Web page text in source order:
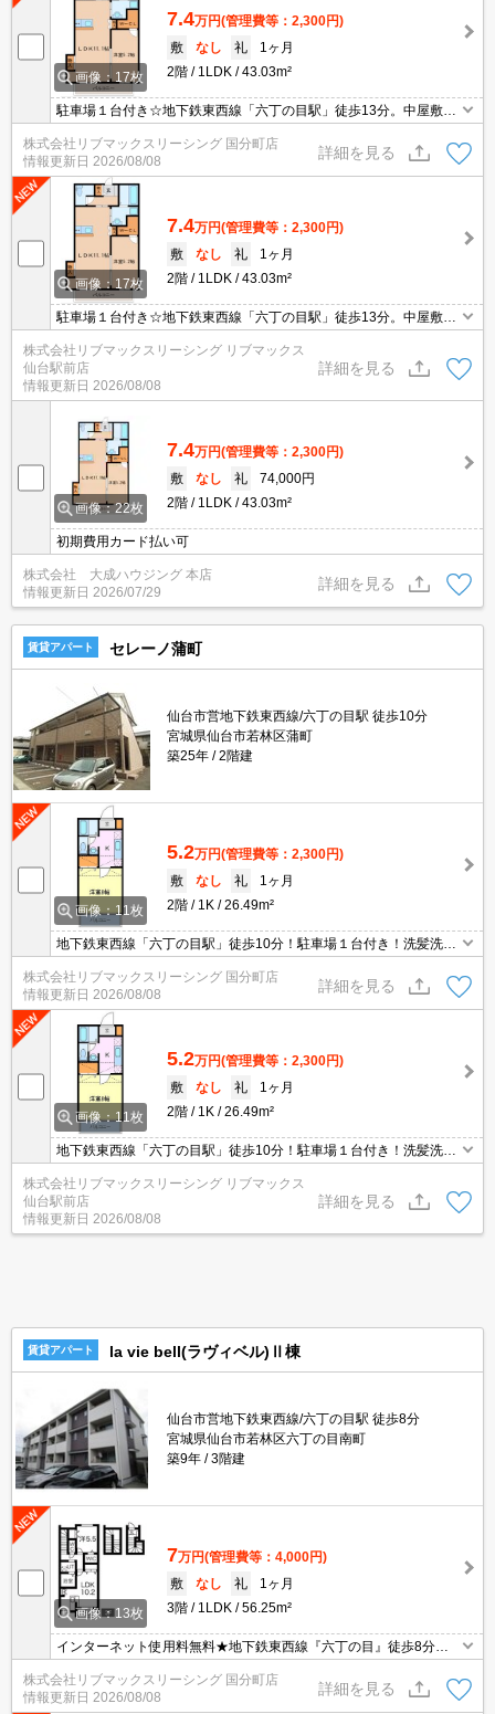
画像：17枚
7.4万円(管理費等：2,300円)
敷
なし 礼
1ヶ月
2階
1LDK 43.03m²
駐車場１台付き☆地下鉄東西線「六丁の目駅」徒歩13分。中屋敷バ
ス停も徒歩5分。W.Inクローゼットがあり荷物が多い方もスッキリ収
納できます。洗髪洗面化粧台、追焚機能、TVインターホンなどの設
備付き！
株式会社リブマックスリーシング 国分町店
情報更新日 2026/08/08
詳細を見る
画像：17枚
7.4万円(管理費等：2,300円)
敷
なし 礼
1ヶ月
2階
1LDK 43.03m²
駐車場１台付き☆地下鉄東西線「六丁の目駅」徒歩13分。中屋敷バ
ス停も徒歩5分。W.Inクローゼットがあり荷物が多い方もスッキリ収
納できます。洗髪洗面化粧台、追焚機能、TVインターホンなどの設
備付き！
株式会社リブマックスリーシング リブマックス
仙台駅前店
情報更新日 2026/08/08
詳細を見る
画像：22枚
7.4万円(管理費等：2,300円)
敷
なし 礼
74,000円
2階
1LDK 43.03m²
初期費用カード払い可
株式会社 大成ハウジング 本店
情報更新日 2026/07/29
詳細を見る
賃貸アパート セレーノ蒲町
仙台市営地下鉄東西線/六丁の目駅 徒歩10分
宮城県仙台市若林区蒲町
築25年
2階建
画像：11枚
5.2万円(管理費等：2,300円)
敷
なし 礼
1ヶ月
2階
1K 26.49m²
地下鉄東西線「六丁の目駅」徒歩10分！駐車場１台付き！洗髪洗面
化粧台、ロフト、インターホンなどの設備付き！近隣にはコンビ
ニ、スーパー、ドラッグストアなども有り住環境も良好です！
株式会社リブマックスリーシング 国分町店
情報更新日 2026/08/08
詳細を見る
画像：11枚
5.2万円(管理費等：2,300円)
敷
なし 礼
1ヶ月
2階
1K 26.49m²
地下鉄東西線「六丁の目駅」徒歩10分！駐車場１台付き！洗髪洗面
化粧台、ロフト、インターホンなどの設備付き！近隣にはコンビ
ニ、スーパー、ドラッグストアなども有り住環境も良好です！
株式会社リブマックスリーシング リブマックス
仙台駅前店
情報更新日 2026/08/08
詳細を見る
賃貸アパート la vie bell(ラヴィベル)Ⅱ棟
仙台市営地下鉄東西線/六丁の目駅 徒歩8分
宮城県仙台市若林区六丁の目南町
築9年
3階建
画像：13枚
7万円(管理費等：4,000円)
敷
なし 礼
1ヶ月
3階
1LDK 56.25m²
インターネット使用料無料★地下鉄東西線『六丁の目』徒歩8分、
最上階・南向きの1LDKです。ウォークインクローゼット、トラン
クルームがあるので荷物の多い方も安心！駐車場・駐輪場もありま
す♪
株式会社リブマックスリーシング 国分町店
情報更新日 2026/08/08
詳細を見る